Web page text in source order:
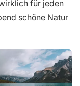
für jeden
schöne Natur